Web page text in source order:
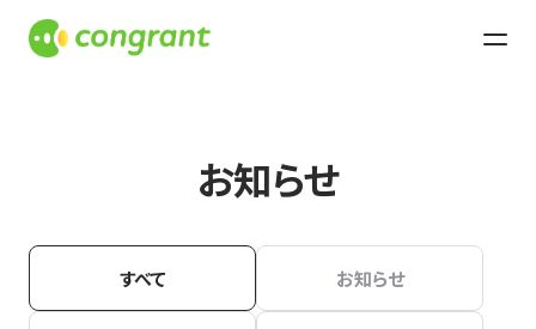
お知らせ
すべて お知らせ